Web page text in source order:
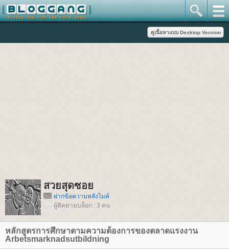
สวยสุดซอ
ฝากข้อความหลังไมค์
ผู้ติดตามบล็อก : 3 คน
หลักสูตรการศึกษาตามความต้องการของตลาดแรงงาน
Arbetsmarknadsutbildning